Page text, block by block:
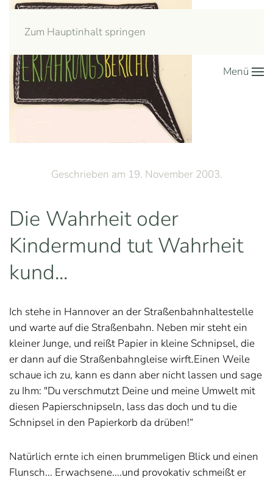
Zum Hauptinhalt springen
Menü
Geschrieben am 19. November 2003.
Die Wahrheit oder
Kindermund tut Wahrheit
kund...
Ich stehe in Hannover an der Straßenbahnhaltestelle
und warte auf die Straßenbahn. Neben mir steht ein
kleiner Junge, und reißt Papier in kleine Schnipsel, die
er dann auf die Straßenbahngleise wirft.Einen Weile
schaue ich zu, kann es dann aber nicht lassen und sage
zu Ihm: "Du verschmutzt Deine und meine Umwelt mit
diesen Papierschnipseln, lass das doch und tu die
Schnipsel in den Papierkorb da drüben!“
Natürlich ernte ich einen brummeligen Blick und einen
Flunsch... Erwachsene....und provokativ schmeißt er